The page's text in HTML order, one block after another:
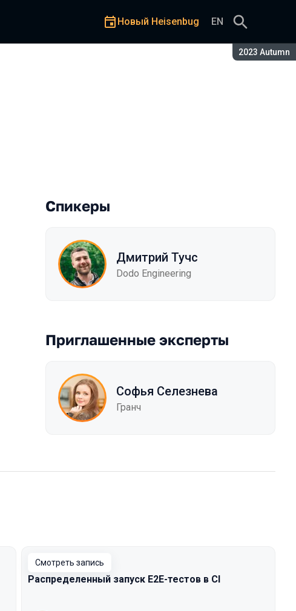
Сезон:
2023 Autumn
Новый Heisenbug EN
Спикеры
Дмитрий Тучс
Dodo Engineering
Приглашенные эксперты
Софья Селезнева
Гранч
Смотреть запись
Распределенный запуск E2E-тестов в CI